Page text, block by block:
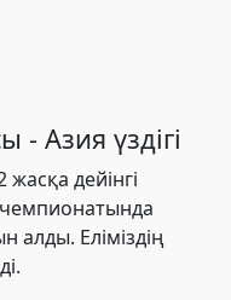
- Азия үздігі
дейінгі
алды. Еліміздің